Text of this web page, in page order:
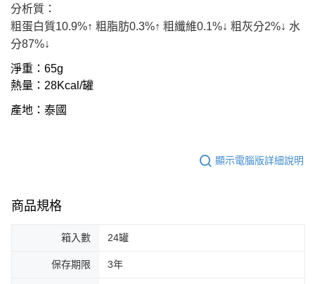
ATM／網路銀行／等多元方式進行付款，方視為交易完成。
※ 請注意：結帳手續完成當下不需立刻繳費，但若您需要取消訂單，請聯絡
購買商品的店家。未經商家同意取消之訂單仍視為有效，需透過AFTEE先享
後付繳納相關費用。
是否繳費成功／繳費後需取消欲退款等相關疑問，請聯繫「AFTEE先享後付
客戶支援中心」https://netprotections.freshdesk.com/support/home
【注意事項】
任。
時審查核予不同之上限額度；若仍有額度不足之情形，本公司將視審查結果
５．嚴禁一人註冊多個帳號或使用他人資訊註冊。若發現惡意使用之情形，
恩沛科技股份有限公司將有權停止該用戶之使用額度並採取法律行動。
分析質：
粗蛋白質10.9%↑ 粗脂肪0.3%↑ 粗纖維0.1%↓ 粗灰分2%↓ 水
分87%↓
淨重：65g
熱量：28Kcal/罐
產地：泰國
顯示電腦版詳細說明
商品規格
箱入數 24罐
保存期限 3年